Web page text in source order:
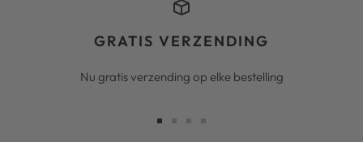
GRATIS VERZENDING
Nu gratis verzending op elke bestelling